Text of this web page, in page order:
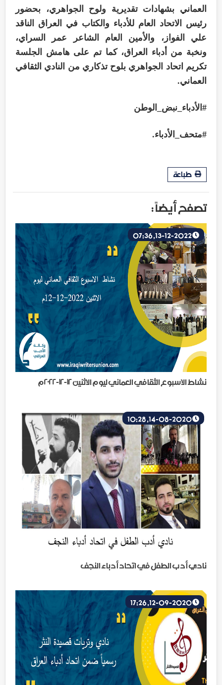
العماني بشهادات تقديرية ولوح الجواهري، بحضور
رئيس الاتحاد العام للأدباء والكتاب في العراق الناقد
علي الفواز، والأمين العام الشاعر عمر السراي،
ونخبة من أدباء العراق، كما تم على هامش الجلسة
تكريم اتحاد الجواهري بلوح تذكاري من النادي الثقافي
العماني.
#الأدباء_نبض_الوطن
#متحف_الأدباء.
طباعة
تصفح أيضاً :
نشاط الاسبوع الثقافي العماني ليوم الاثنين ١٢-١٢-٢٠٢٢م
نادي أدب الطفل في اتحاد أدباء النجف